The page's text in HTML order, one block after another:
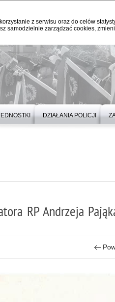
z serwisu oraz do celów
samodzielnie zarządzać cookies,
DZIAŁANIA POLICJI
RP Andrzeja